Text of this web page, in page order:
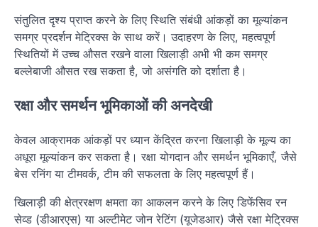
संतुलित दृश्य प्राप्त करने के लिए स्थिति संबंधी आंकड़ों का मूल्यांकन
समग्र प्रदर्शन मेट्रिक्स के साथ करें। उदाहरण के लिए, महत्वपूर्ण
स्थितियों में उच्च औसत रखने वाला खिलाड़ी अभी भी कम समग्र
बल्लेबाजी औसत रख सकता है, जो असंगति को दर्शाता है।
रक्षा और समर्थन भूमिकाओं की अनदेखी
केवल आक्रामक आंकड़ों पर ध्यान केंद्रित करना खिलाड़ी के मूल्य का
अधूरा मूल्यांकन कर सकता है। रक्षा योगदान और समर्थन भूमिकाएँ, जैसे
बेस रनिंग या टीमवर्क, टीम की सफलता के लिए महत्वपूर्ण हैं।
खिलाड़ी की क्षेत्ररक्षण क्षमता का आकलन करने के लिए डिफेंसिव रन
सेव्ड (डीआरएस) या अल्टीमेट जोन रेटिंग (यूजेडआर) जैसे रक्षा मेट्रिक्स